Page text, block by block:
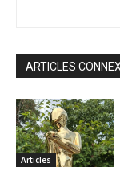
ARTICLES
Articles